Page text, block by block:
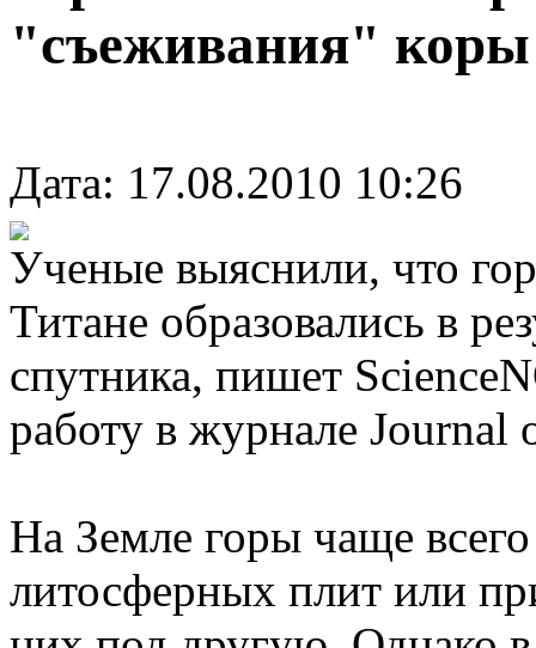
"съеживания" коры
Дата: 17.08.2010 10:26
Ученые выяснили, что
Титане образовались в
спутника, пишет
работу в журнале Journal
На Земле горы чаще
литосферных плит или